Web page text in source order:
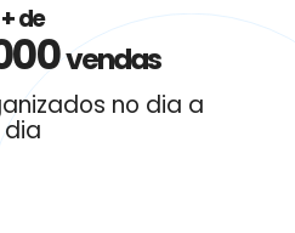
+ de
vendas
no dia a
dia